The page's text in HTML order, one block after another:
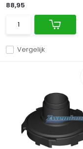
Vergelijk
88,95